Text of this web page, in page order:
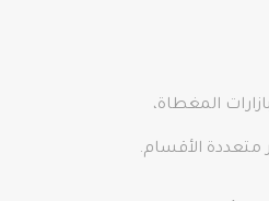
المغطاة،
متعددة الأقسام.